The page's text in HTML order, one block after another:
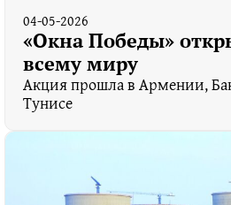
04-05-2026
«Окна Победы»
всему миру
Акция прошла в Армении,
Тунисе